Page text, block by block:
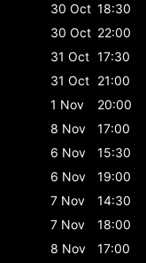
30 Oct 18:30
30 Oct 22:00
31 Oct 17:30
31 Oct 21:00
1 Nov
20:00
8 Nov
17:00
6 Nov
15:30
6 Nov
19:00
7 Nov
14:30
7 Nov
18:00
8 Nov
17:00